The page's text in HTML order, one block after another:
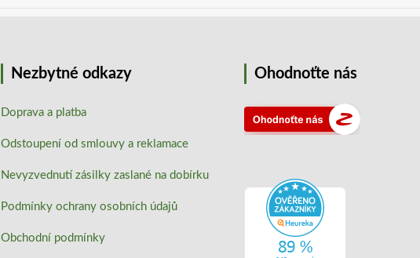
Nezbytné odkazy
Doprava a platba
Odstoupení od smlouvy a reklamace
Nevyzvednutí zásilky zaslané na dobírku
Podmínky ochrany osobních údajů
Obchodní podmínky
Ohodnoťte nás